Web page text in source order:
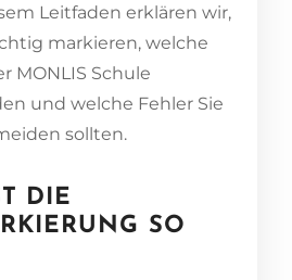
Leitfaden erklären wir,
markieren, welche
MONLIS Schule
und welche Fehler Sie
sollten.
DIE
SO